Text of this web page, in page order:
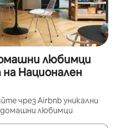
любимци
Национален
чрез Airbnb уникални
любимци